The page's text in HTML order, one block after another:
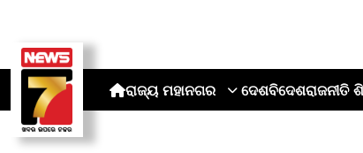
ରାଜ୍ୟ ମହାନଗର ଦେଶବିଦେଶରାଜନୀତି